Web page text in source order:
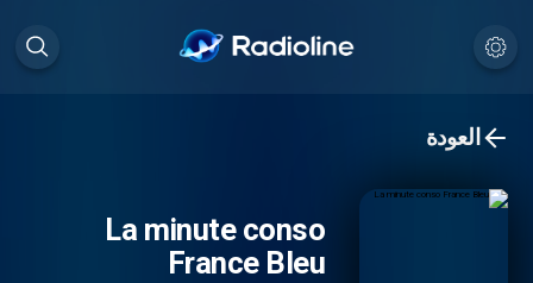
العودة
La minute conso
France Bleu